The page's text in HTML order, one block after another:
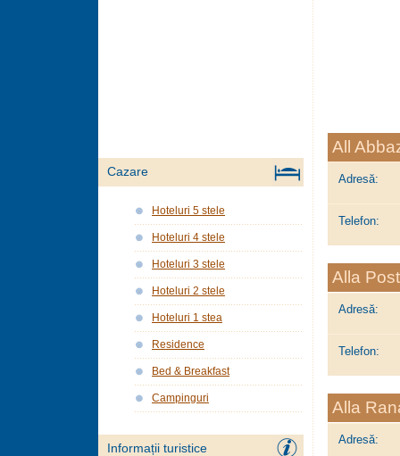
All
Adresă:
Telefon:
Alla
Adresă:
Telefon:
Alla
Adresă:
Cazare
Hoteluri 5 stele
Hoteluri 4 stele
Hoteluri 3 stele
Hoteluri 2 stele
Hoteluri 1 stea
Residence
Bed & Breakfast
Campinguri
Informații turistice